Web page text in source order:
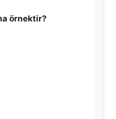
örnektir?